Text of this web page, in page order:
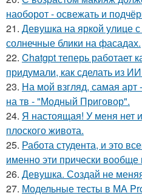
наоборот - освежать и
21. Девушка на яркой улице
солнечные блики на фасадах.
22. Chatgpt теперь работает
придумали, как сделать из
23. На мой взгляд, самая арт
на тв - "Модный Приговор".
24. Я настоящая! У меня нет
плоского живота.
25. Работа студента, и это
именно эти прически
26. Девушка. Создай не
27. Модельные тесты в МА